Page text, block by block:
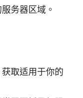
务器区域。
取适用于你的